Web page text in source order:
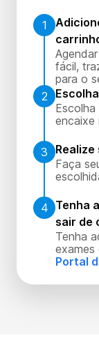
1
fácil,
para o
2
encaixe
3
Faça
4 Tenha
sair de
Tenha
exames
Portal